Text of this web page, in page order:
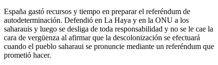
España gastó recursos y tiempo en preparar el referéndum de
autodeterminación. Defendió en La Haya y en la ONU a los
saharauis y luego se desliga de toda responsabilidad y no se le cae la
cara de vergüenza al afirmar que la descolonización se efectuará
cuando el pueblo saharaui se pronuncie mediante un referéndum que
prometió hacer.